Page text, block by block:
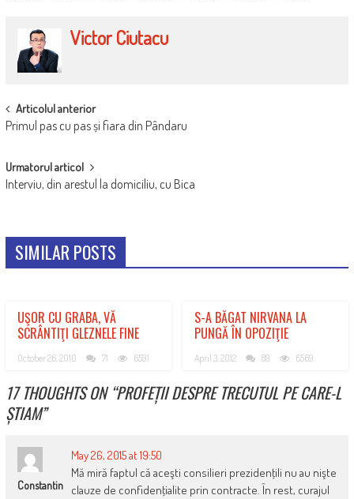
Victor Ciutacu
POST
NAVIGATION
Articolul anterior
Primul pas cu pas și fiara din Pândaru
Urmatorul articol
Interviu, din arestul la domiciliu, cu Bica
SIMILAR POSTS
UŞOR CU GRABA, VĂ
SCRÂNTIŢI GLEZNELE FINE
October 26, 2010 71 6591
S-A BĂGAT NIRVANA LA
PUNGĂ ÎN OPOZIŢIE
April 3, 2012 89 6569
17 THOUGHTS ON “PROFEȚII DESPRE TRECUTUL PE CARE-L
ȘTIAM”
Constantin
May 26, 2015 at 19:50
Mă miră faptul că aceşti consilieri prezidenţili nu au nişte
clauze de confidenţialite prin contracte. În rest, curajul